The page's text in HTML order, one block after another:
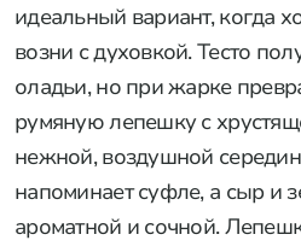
идеальный вариант, когда
возни с духовкой. Тесто
оладьи, но при жарке
румяную лепешку с
нежной, воздушной
напоминает суфле, а сыр и
ароматной и сочной.